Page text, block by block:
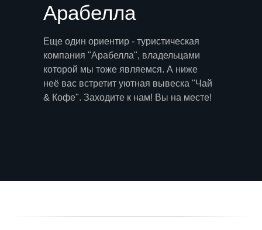
Еще один ориентир - туристическая
компания "Арабелла", владельцами
которой мы тоже являемся. А ниже
неё вас встретит уютная вывеска "Чай
& Кофе". Заходите к нам! Вы на месте!
Арабелла